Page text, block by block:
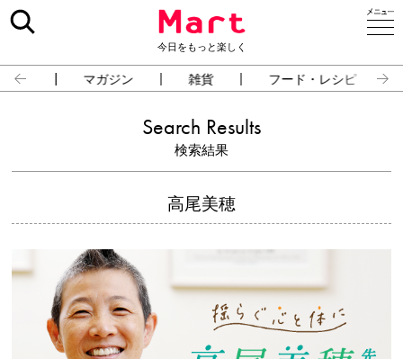
今日をもっと楽しく
占い マガジン 雑貨 フード・レシピ
Search Results
検索結果
高尾美穂